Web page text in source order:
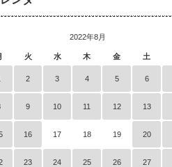
2022年8月
火 水 木 金 土
2 3 4 5 6
9 10 11 12 13
16 17 18 19 20
23 24 25 26 27